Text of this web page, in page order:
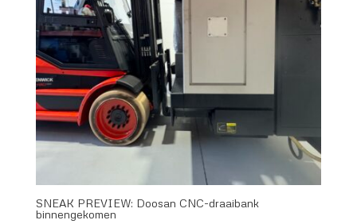
SNEAK PREVIEW: Doosan CNC-draaibank
binnengekomen